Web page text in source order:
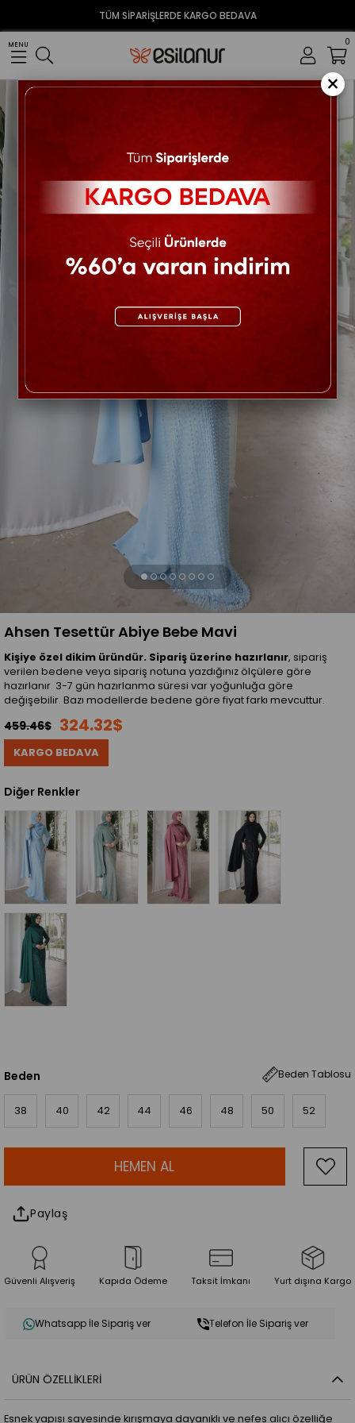
TÜM SİPARİŞLERDE KARGO BEDAVA
MENU 0
Ahsen Tesettür Abiye Bebe Mavi
Kişiye özel dikim üründür. Sipariş üzerine hazırlanır, sipariş
verilen bedene veya sipariş notuna yazdığınız ölçülere göre
hazırlanır. 3-7 gün hazırlanma süresi var yoğunluğa göre
değişebilir. Bazı modellerde bedene göre fiyat farkı mevcuttur.
459.46$ 324.32$
KARGO BEDAVA
Diğer Renkler
Beden Tablosu
Beden
38 40 42 44 46 48 50 52
Paylaş
Güvenli Alışveriş Kapıda Ödeme Taksit İmkanı Yurt dışına Kargo
Whatsapp İle Sipariş ver Telefon İle Sipariş ver
ÜRÜN ÖZELLIKLERI
Esnek yapısı sayesinde kırışmaya dayanıklı ve nefes alıcı özelliğe
×